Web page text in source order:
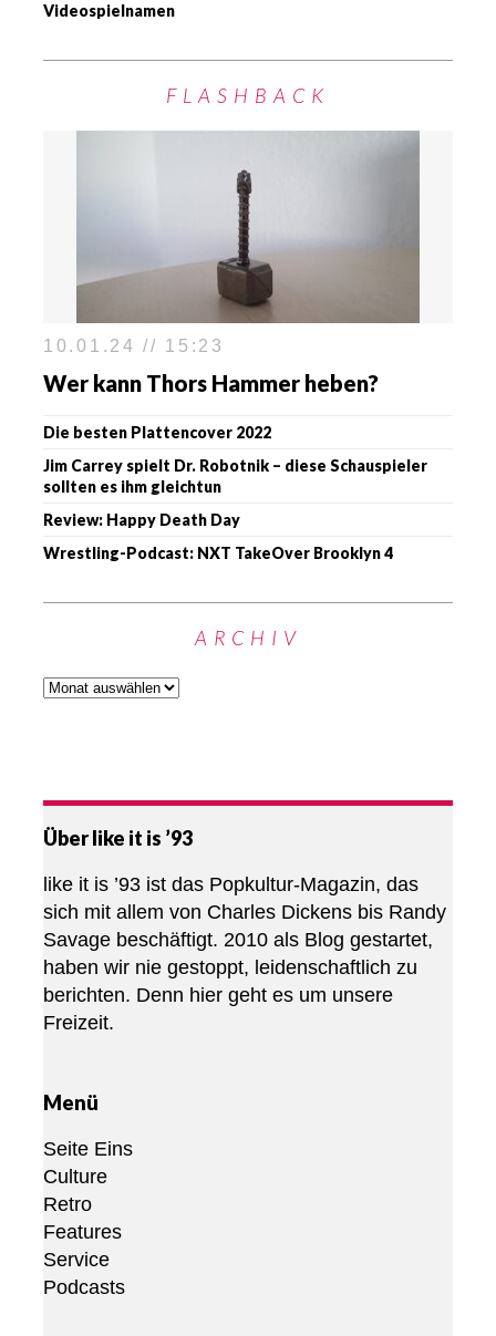
Videospielnamen
FLASHBACK
10.01.24 // 15:23
Wer kann Thors Hammer heben?
Die besten Plattencover 2022
Jim Carrey spielt Dr. Robotnik – diese Schauspieler
sollten es ihm gleichtun
Review: Happy Death Day
Wrestling-Podcast: NXT TakeOver Brooklyn 4
ARCHIV
Über like it is ’93
like it is ’93 ist das Popkultur-Magazin, das
sich mit allem von Charles Dickens bis Randy
Savage beschäftigt. 2010 als Blog gestartet,
haben wir nie gestoppt, leidenschaftlich zu
berichten. Denn hier geht es um unsere
Freizeit.
Menü
Seite Eins
Culture
Retro
Features
Service
Podcasts